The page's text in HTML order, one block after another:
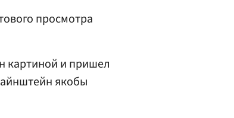
просмотра
картиной и пришел
якобы